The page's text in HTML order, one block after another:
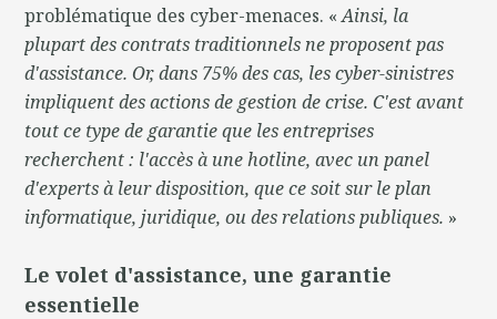
problématique des cyber-menaces. «Ainsi, la
plupart des contrats traditionnels ne proposent pas
d'assistance. Or, dans 75% des cas, les cyber-sinistres
impliquent des actions de gestion de crise. C'est avant
tout ce type de garantie que les entreprises
recherchent : l'accès à une hotline, avec un panel
d'experts à leur disposition, que ce soit sur le plan
informatique, juridique, ou des relations publiques. »
Le volet d'assistance, une garantie
essentielle